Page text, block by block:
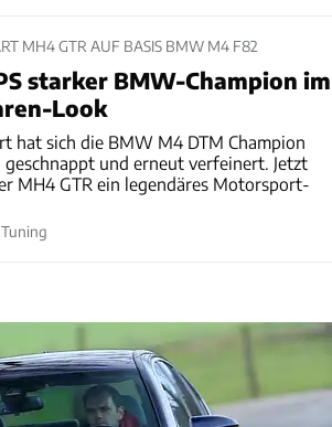
MH4 GTR AUF BASIS BMW M4 F82
starker BMW-Champion im
Look
hat sich die BMW M4 DTM Champion
geschnappt und erneut verfeinert. Jetzt
MH4 GTR ein legendäres Motorsport-
Tuning